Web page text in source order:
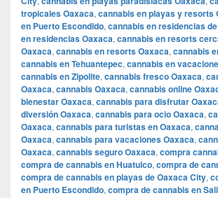
tropicales Oaxaca, cannabis en playas y resorts
en Puerto Escondido, cannabis en residencias
en residencias Oaxaca, cannabis en resorts
Oaxaca, cannabis en resorts Oaxaca, cannabis
cannabis en Tehuantepec, cannabis en
cannabis en Zipolite, cannabis fresco Oaxaca,
Oaxaca, cannabis Oaxaca, cannabis online
bienestar Oaxaca, cannabis para disfrutar
diversión Oaxaca, cannabis para ocio Oaxaca,
Oaxaca, cannabis para turistas en Oaxaca,
Oaxaca, cannabis para vacaciones Oaxaca,
Oaxaca, cannabis seguro Oaxaca, compra
compra de cannabis en Huatulco, compra de
compra de cannabis en playas de Oaxaca City,
en Puerto Escondido, compra de cannabis en